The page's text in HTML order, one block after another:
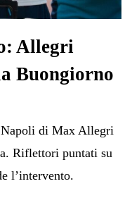
Allegri
Buongiorno
di Max Allegri
Riflettori puntati su
l’intervento.